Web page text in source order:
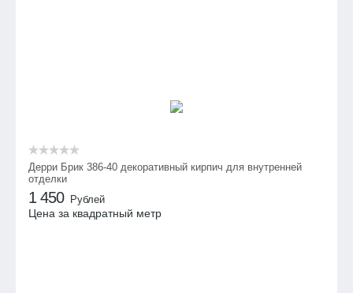
Дерри Брик 386-40 декоративный кирпич для внутренней
отделки
1 450 Рублей
Цена за квадратный метр